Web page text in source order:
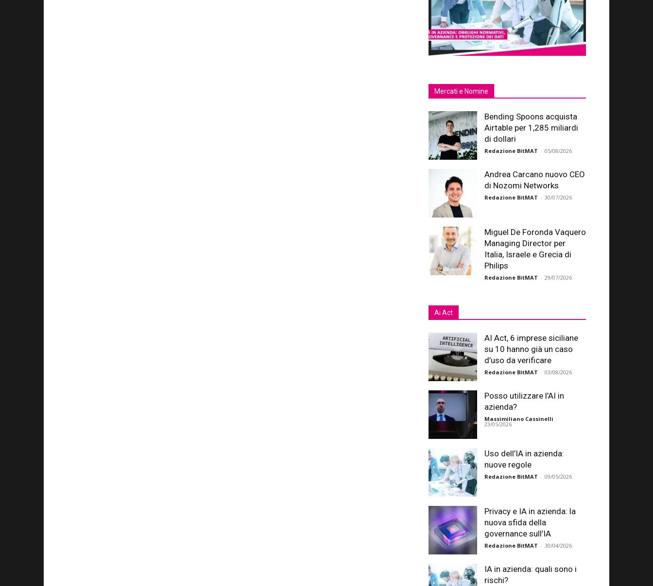
Mercati e Nomine
Bending Spoons acquista
Airtable per 1,285 miliardi
di dollari
Redazione BitMAT - 05/08/2026
Andrea Carcano nuovo CEO
di Nozomi Networks
Redazione BitMAT - 30/07/2026
Miguel De Foronda Vaquero
Managing Director per
Italia, Israele e Grecia di
Philips
Redazione BitMAT - 29/07/2026
Ai Act
AI Act, 6 imprese siciliane
su 10 hanno già un caso
d’uso da verificare
Redazione BitMAT - 03/08/2026
Posso utilizzare l’AI in
azienda?
Massimiliano Cassinelli -
23/05/2026
Uso dell’IA in azienda:
nuove regole
Redazione BitMAT - 09/05/2026
Privacy e IA in azienda: la
nuova sfida della
governance sull’IA
Redazione BitMAT - 30/04/2026
IA in azienda: quali sono i
rischi?